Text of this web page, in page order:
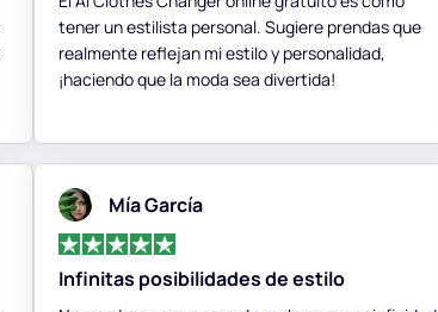
tener un estilista personal. Sugiere prendas que
realmente reflejan mi estilo y personalidad,
¡haciendo que la moda sea divertida!
Mía García
Infinitas posibilidades de estilo